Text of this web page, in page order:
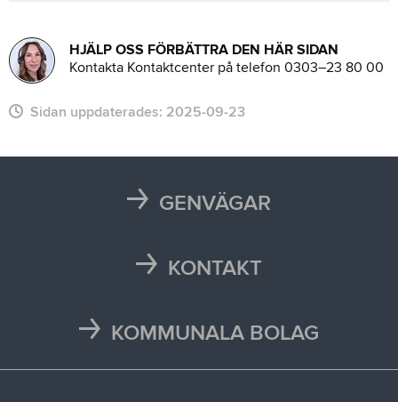
HJÄLP OSS FÖRBÄTTRA DEN HÄR SIDAN
Kontakta Kontaktcenter på telefon 0303–23 80 00
Sidan uppdaterades: 2025-09-23
GENVÄGAR
Läsårstider
KONTAKT
Press och media
KOMMUNALA BOLAG